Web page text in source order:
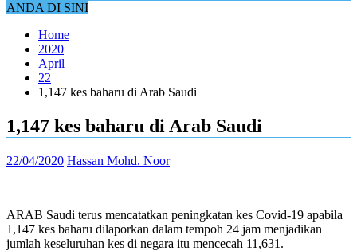
ANDA DI SINI
Home
2020
April
22
1,147 kes baharu di Arab Saudi
1,147 kes baharu di Arab Saudi
22/04/2020 Hassan Mohd. Noor
ARAB Saudi terus mencatatkan peningkatan kes Covid-19 apabila
1,147 kes baharu dilaporkan dalam tempoh 24 jam menjadikan
jumlah keseluruhan kes di negara itu mencecah 11,631.